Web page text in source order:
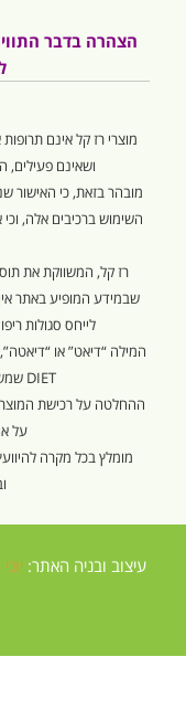
הצהרה בדבר
מוצרי רז קל אינם
ושאינם פעילים,
מובהר בזאת, כי האישור
השימוש ברכיבים אלה,
רז קל, המשווקת את
שבמידע המופיע באתר
לייחס סגולות
המילה “דיאט” או
DIET שמשמעותה “תזונה” או “אורח חיים”.
ההחלטה על רכישת
על
מומלץ בכל מקרה
עיצוב ובניה האתר: